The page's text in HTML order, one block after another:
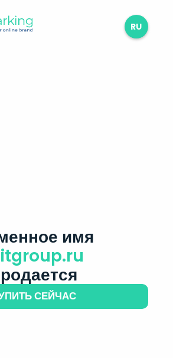
RU
имя
СЕЙЧАС